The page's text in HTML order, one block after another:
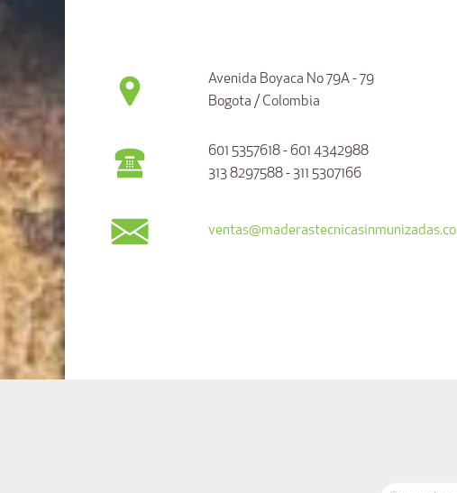
Avenida Boyaca No 79A - 79
Bogota / Colombia
601 5357618 - 601 4342988
313 8297588 - 311 5307166
ventas@maderastecnicasinmunizadas.co